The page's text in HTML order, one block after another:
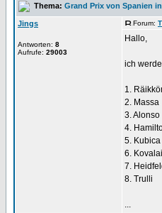
Thema: Grand Prix von Spanien
Jings
Antworten: 8
Aufrufe: 29003
Forum:
Hallo,
ich
1.
2. Massa
3. Alonso
4.
5. Kubica
6.
7.
8. Trulli
...